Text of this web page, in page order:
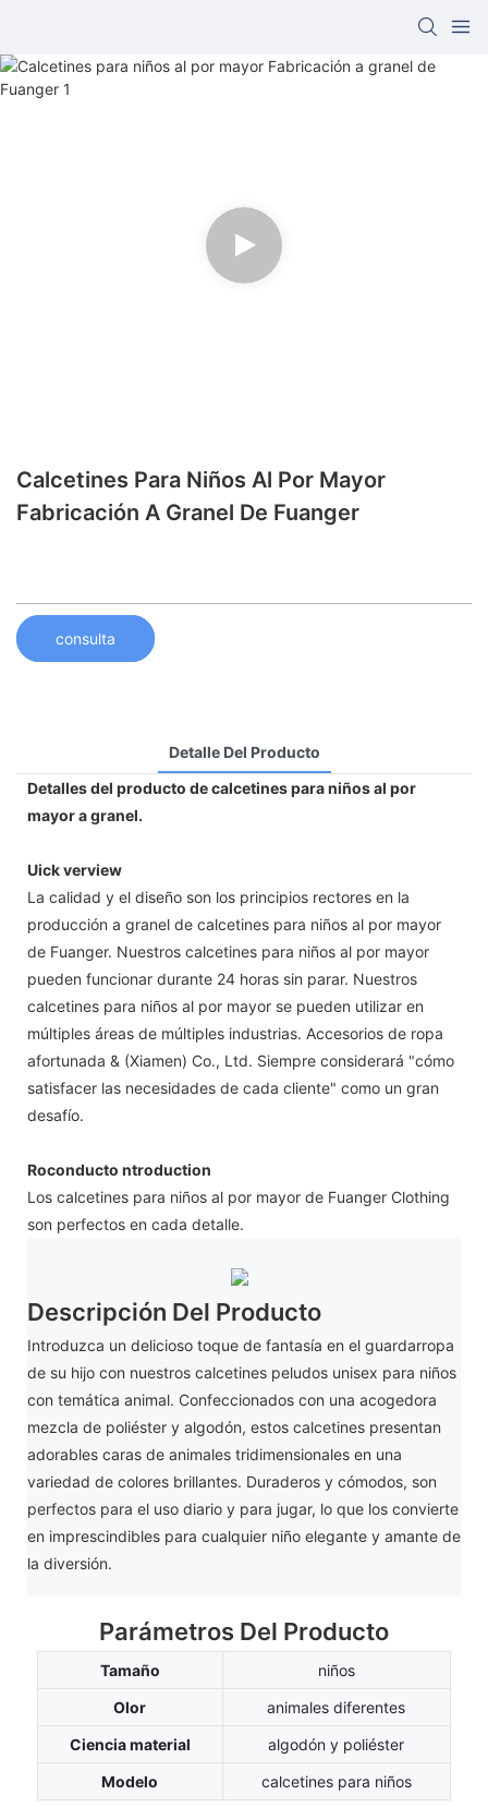
Calcetines Para Niños Al Por Mayor
Fabricación A Granel De Fuanger
consulta
Detalle Del Producto
Detalles del producto de calcetines para niños al por
mayor a granel.
Uick verview
La calidad y el diseño son los principios rectores en la
producción a granel de calcetines para niños al por mayor
de Fuanger. Nuestros calcetines para niños al por mayor
pueden funcionar durante 24 horas sin parar. Nuestros
calcetines para niños al por mayor se pueden utilizar en
múltiples áreas de múltiples industrias. Accesorios de ropa
afortunada & (Xiamen) Co., Ltd. Siempre considerará "cómo
satisfacer las necesidades de cada cliente" como un gran
desafío.
Roconducto ntroduction
Los calcetines para niños al por mayor de Fuanger Clothing
son perfectos en cada detalle.
Descripción Del Producto
Introduzca un delicioso toque de fantasía en el guardarropa
de su hijo con nuestros calcetines peludos unisex para niños
con temática animal. Confeccionados con una acogedora
mezcla de poliéster y algodón, estos calcetines presentan
adorables caras de animales tridimensionales en una
variedad de colores brillantes. Duraderos y cómodos, son
perfectos para el uso diario y para jugar, lo que los convierte
en imprescindibles para cualquier niño elegante y amante de
la diversión.
Parámetros Del Producto
Tamaño
niños
Olor
animales diferentes
Ciencia material
algodón y poliéster
Modelo
calcetines para niños